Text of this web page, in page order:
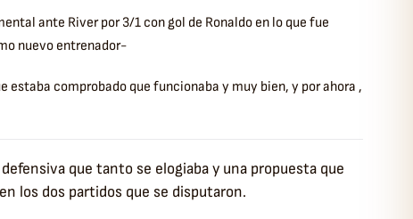
ante River por 3/1 con gol de Ronaldo en lo que fue
nuevo entrenador-
comprobado que funcionaba y muy bien, y por ahora ,
que tanto se elogiaba y una propuesta que
los dos partidos que se disputaron.